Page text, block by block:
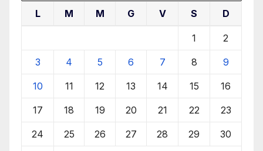
L M M G V S D
1 2
3 4 5 6 7 8 9
10 11 12 13 14 15 16
17 18 19 20 21 22 23
24 25 26 27 28 29 30